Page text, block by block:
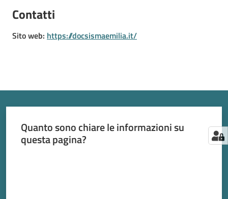
Contatti
Sito web: https://docsismaemilia.it/
Quanto sono chiare le informazioni su
questa pagina?